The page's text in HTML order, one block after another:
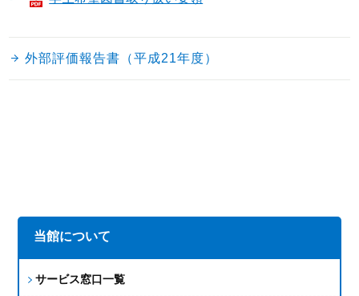
当館について
サービス窓口一覧
外部評価報告書（平成21年度）